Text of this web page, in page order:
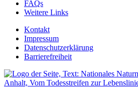
FAQs
Weitere Links
Kontakt
Impressum
Datenschutzerklärung
Barrierefreiheit
Menü
schließen